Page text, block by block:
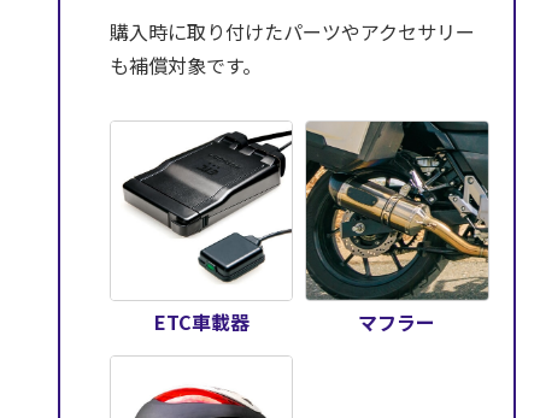
購入時に取り付けたパーツやアクセサリー
も補償対象です。
ETC車載器 マフラー